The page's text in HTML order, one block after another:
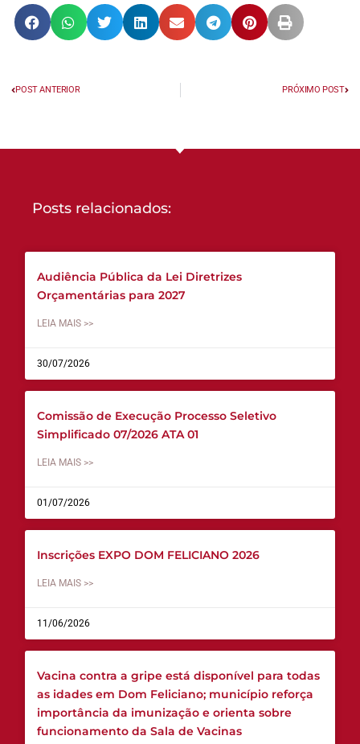
POST ANTERIOR PRÓXIMO POST
Posts relacionados:
Audiência Pública da Lei Diretrizes
Orçamentárias para 2027
LEIA MAIS >>
30/07/2026
Comissão de Execução Processo Seletivo
Simplificado 07/2026 ATA 01
LEIA MAIS >>
01/07/2026
Inscrições EXPO DOM FELICIANO 2026
LEIA MAIS >>
11/06/2026
Vacina contra a gripe está disponível para todas
as idades em Dom Feliciano; município reforça
importância da imunização e orienta sobre
funcionamento da Sala de Vacinas